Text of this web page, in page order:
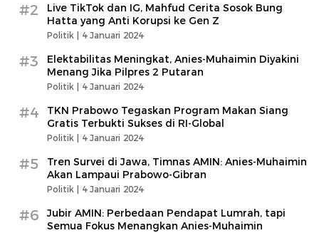
#2
Live TikTok dan IG, Mahfud Cerita Sosok Bung
Hatta yang Anti Korupsi ke Gen Z
Politik | 4 Januari 2024
#3
Elektabilitas Meningkat, Anies-Muhaimin Diyakini
Menang Jika Pilpres 2 Putaran
Politik | 4 Januari 2024
#4
TKN Prabowo Tegaskan Program Makan Siang
Gratis Terbukti Sukses di RI-Global
Politik | 4 Januari 2024
#5
Tren Survei di Jawa, Timnas AMIN: Anies-Muhaimin
Akan Lampaui Prabowo-Gibran
Politik | 4 Januari 2024
#6
Jubir AMIN: Perbedaan Pendapat Lumrah, tapi
Semua Fokus Menangkan Anies-Muhaimin